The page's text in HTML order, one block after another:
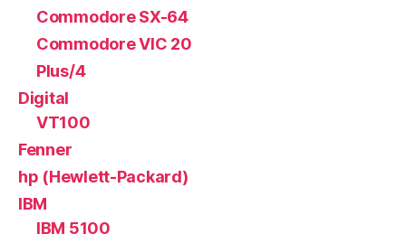
Commodore SX-64
Commodore VIC 20
Plus/4
Digital
VT100
Fenner
hp (Hewlett-Packard)
IBM
IBM 5100